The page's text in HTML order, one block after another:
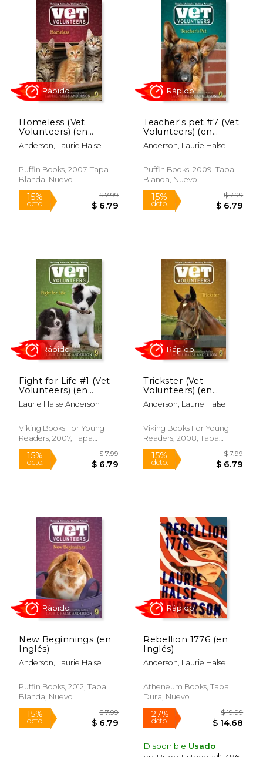
15%
dcto.
15%
dcto.
Homeless (Vet
Volunteers) (en
Inglés)
Anderson, Laurie Halse
Puffin Books, 2007, Tapa
Blanda, Nuevo
dcto. $ 6.79
Teacher's pet #7 (Vet
Volunteers) (en
Inglés)
Anderson, Laurie Halse
Puffin Books, 2009, Tapa
Blanda, Nuevo
dcto.
Fight for Life #1 (Vet
Volunteers) (en
Inglés)
Laurie Halse Anderson
Viking Books For Young
Readers, 2007, Tapa
Blanda, Nuevo
15%
dcto.
Rápido
Trickster (Vet
Volunteers) (en
Inglés)
Anderson, Laurie Halse
Viking Books For Young
Readers, 2008, Tapa
Blanda, Nuevo
15%
dcto.
Rápido
New Beginnings (en
Inglés)
Anderson, Laurie Halse
Puffin Books, 2012, Tapa
Blanda, Nuevo
Rebellion 1776 (en
Inglés)
Anderson, Laurie Halse
Atheneum Books, Tapa
Dura, Nuevo
Disponible Usado